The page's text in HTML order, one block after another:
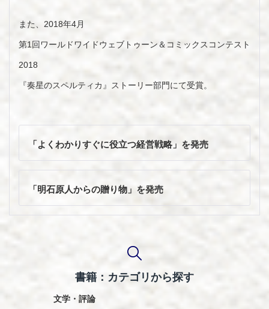
また、2018年4月
第1回ワールドワイドウェブトゥーン＆コミックスコンテスト
2018
『奏星のスペルティカ』ストーリー部門にて受賞。
投
ナ
ビ
ン
「よくわかりすぐに役立つ経営戦略」を発売
「明石原人からの贈り物」を発売
書籍：カテゴリから探す
文学・評論